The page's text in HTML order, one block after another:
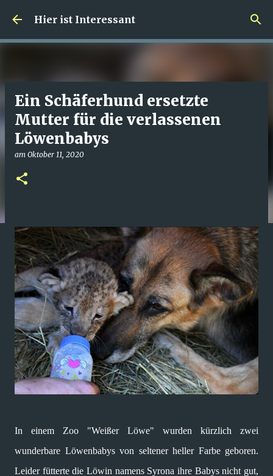
Direkt zum Hauptbereich
Hier ist Interessant
Ein Schäferhund ersetzte
Mutter für die verlassenen
Löwenbabys
am Oktober 11, 2020
In einem Zoo "Weißer Löwe" wurden kürzlich zwei
wunderbare Löwenbabys von seltener heller Farbe geboren.
Leider fütterte die Löwin namens Syrona ihre Babys nicht gut,